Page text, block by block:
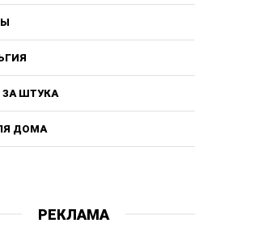
ЗА ШТУКА
ДОМА
РЕКЛАМА